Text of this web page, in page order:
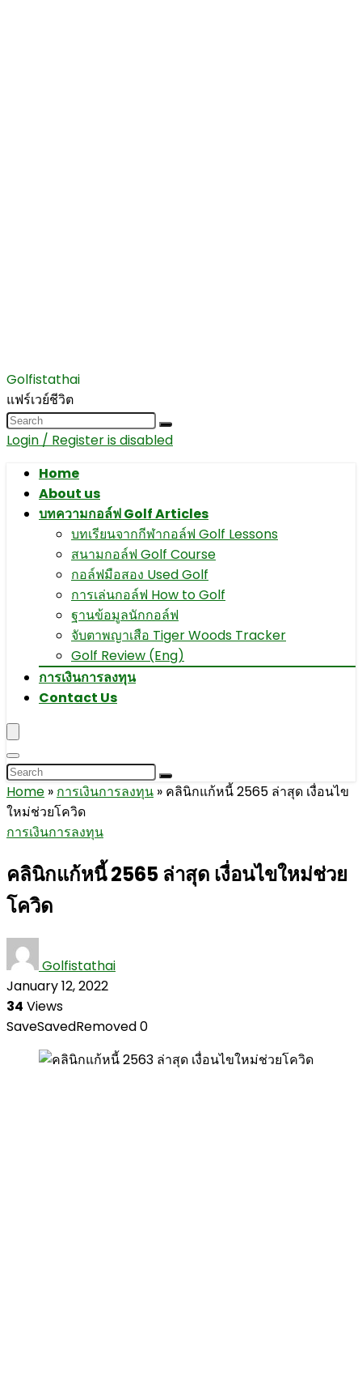
Golfistathai
แฟร์เวย์ชีวิต
Login / Register is disabled
Home
About us
บทความกอล์ฟ Golf Articles
บทเรียนจากกีฬากอล์ฟ Golf Lessons
สนามกอล์ฟ Golf Course
กอล์ฟมือสอง Used Golf
การเล่นกอล์ฟ How to Golf
ฐานข้อมูลนักกอล์ฟ
จับตาพญาเสือ Tiger Woods Tracker
Golf Review (Eng)
การเงินการลงทุน
Contact Us
Home » การเงินการลงทุน » คลินิกแก้หนี้ 2565 ล่าสุด เงื่อนไข
ใหม่ช่วยโควิด
การเงินการลงทุน
คลินิกแก้หนี้ 2565 ล่าสุด เงื่อนไขใหม่ช่วย
โควิด
Golfistathai
January 12, 2022
34 Views
SaveSavedRemoved0